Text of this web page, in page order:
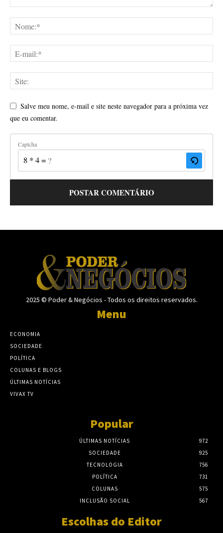
Salve meu nome, e-mail e site neste navegador para a próxima vez
que eu comentar.
Captcha
8 * 4 = ?
2025 © Poder & Negócios - Todos os direitos reservados.
Menu
ECONOMIA
SOCIEDADE
POLÍTICA
COLUNAS E BLOGS
ÚLTIMAS NOTÍCIAS
VIVAX TV
Popular
ÚLTIMAS NOTÍCIAS
972
SOCIEDADE
925
TECNOLOGIA
756
POLÍTICA
731
COLUNAS
575
INCLUSÃO SOCIAL
567
Escolhas do Editor